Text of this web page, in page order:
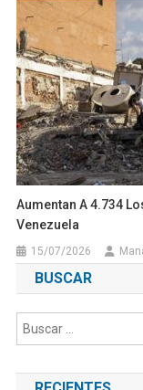
Aumentan A 4.734
Venezuela
15/07/2026
BUSCAR